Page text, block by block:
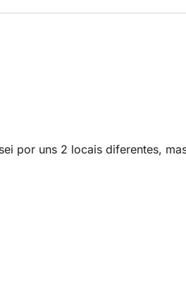
por uns 2 locais diferentes,